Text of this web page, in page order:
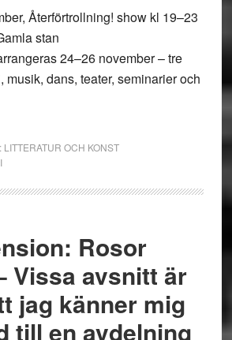
Återförtrollning! show kl 19–23
stan
24–26 november – tre
musik, dans, teater, seminarier och
LITTERATUR OCH KONST
Rosor
Vissa avsnitt är
jag känner mig
till en avdelning